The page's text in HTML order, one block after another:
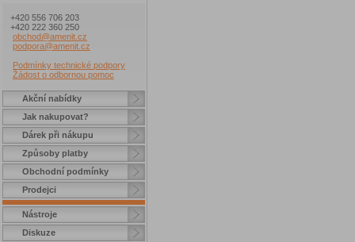
+420 556 706 203
+420 222 360 250
obchod@amenit.cz
podpora@amenit.cz
Podmínky technické podpory
Žádost o odbornou pomoc
Akční nabídky
Jak nakupovat?
Dárek při nákupu
Způsoby platby
Obchodní podmínky
Prodejci
Nástroje
Diskuze